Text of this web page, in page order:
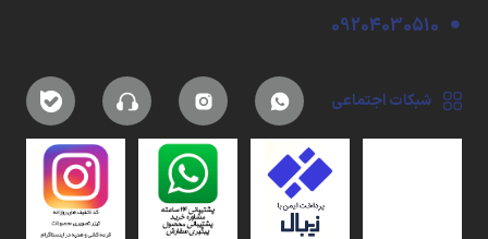
09204030510
شبکات اجتماعی